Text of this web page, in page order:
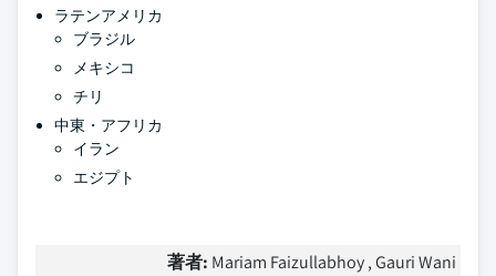
ラテンアメリカ
ブラジル
メキシコ
チリ
中東・アフリカ
イラン
エジプト
著者: Mariam Faizullabhoy , Gauri Wani